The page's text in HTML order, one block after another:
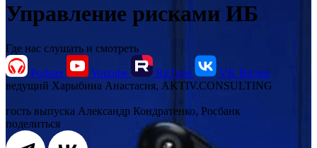
Управление рисками ИБ
Где нас слушать и смотреть
Podster Youtube RuTube
VK Видео
ведущий Харыбина Анастасия, AKTIV.CONSULTING
гость выпуска Александр Кондратенко, Росбанк
поделиться